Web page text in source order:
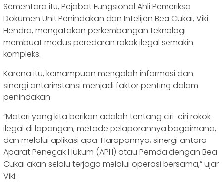
Sementara itu, Pejabat Fungsional Ahli Pemeriksa
Dokumen Unit Penindakan dan Intelijen Bea Cukai, Viki
Hendra, mengatakan perkembangan teknologi
membuat modus peredaran rokok ilegal semakin
kompleks.
Karena itu, kemampuan mengolah informasi dan
sinergi antarinstansi menjadi faktor penting dalam
penindakan.
“Materi yang kita berikan adalah tentang ciri-ciri rokok
ilegal di lapangan, metode pelaporannya bagaimana,
dan melalui aplikasi apa. Harapannya, sinergi antara
Aparat Penegak Hukum (APH) atau Pemda dengan Bea
Cukai akan selalu terjaga melalui operasi bersama,” ujar
Viki.